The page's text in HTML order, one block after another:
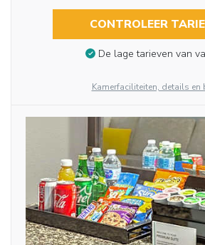
CONTROLEER
De lage tarieven van
Kamerfaciliteiten, details en